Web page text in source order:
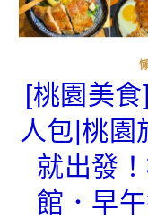
[桃園美
人包|桃園
就出發
館．早